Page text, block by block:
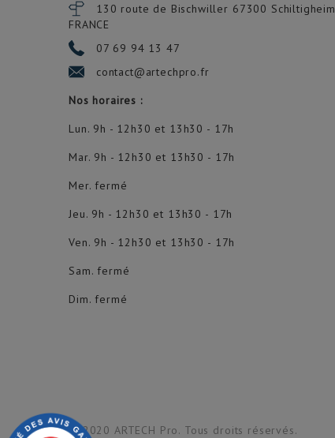
130 route de Bischwiller 67300 Schiltigheim
FRANCE
07 69 94 13 47
contact@artechpro.fr
Nos horaires :
Lun. 9h - 12h30 et 13h30 - 17h
Mar. 9h - 12h30 et 13h30 - 17h
Mer. fermé
Jeu. 9h - 12h30 et 13h30 - 17h
Ven. 9h - 12h30 et 13h30 - 17h
Sam. fermé
Dim. fermé
© 2020 ARTECH Pro. Tous droits réservés.